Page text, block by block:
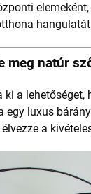
meg natúr
ki a
egy luxus
a